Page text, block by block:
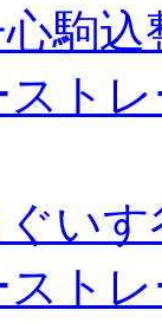
駒込
ト
ぐい
ト